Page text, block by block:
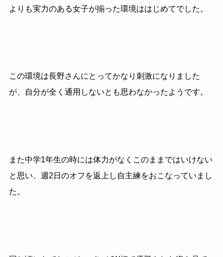
よりも実力のある女子が揃った環境ははじめてでした。
この環境は長野さんにとってかなり刺激になりました
が、自分が全く通用しないとも思わなかったようです。
また中学1年生の時には体力がなくこのままではいけない
と思い、週2日のオフを返上し自主練をおこなっていまし
た。